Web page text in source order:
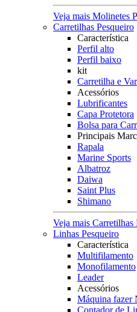
Veja mais Molinetes
Carretilhas Pesqueiro
Característica
Perfil alto
Perfil baixo
kit
Carretilha e
Acessórios
Lubrificantes
Capa Protetora
Bolsa para
Principais
Rapala
Marine Sports
Albatroz
Daiwa
Saint Plus
Shimano
Veja mais Carretilhas
Linhas Pesqueiro
Característica
Multifilamento
Monofilamento
Leader
Acessórios
Máquina fazer
Contador de